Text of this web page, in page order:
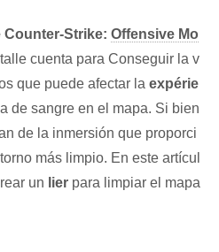
Counter-Strike:‌ Offensive Mo
cuenta para Conseguir la v
que puede afectar la expérie
de sangre en el mapa. Si bien
⁢de la inmersión que proporci
más limpio. En este artícul
un lier para limpiar el mapa